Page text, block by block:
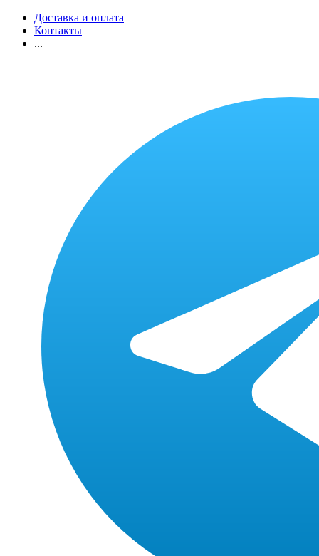
Доставка и оплата
Контакты
...